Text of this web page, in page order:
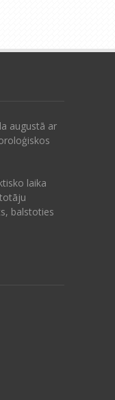
augustā ar
laika
balstoties